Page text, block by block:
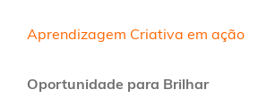
Aprendizagem Criativa em ação
Oportunidade para Brilhar